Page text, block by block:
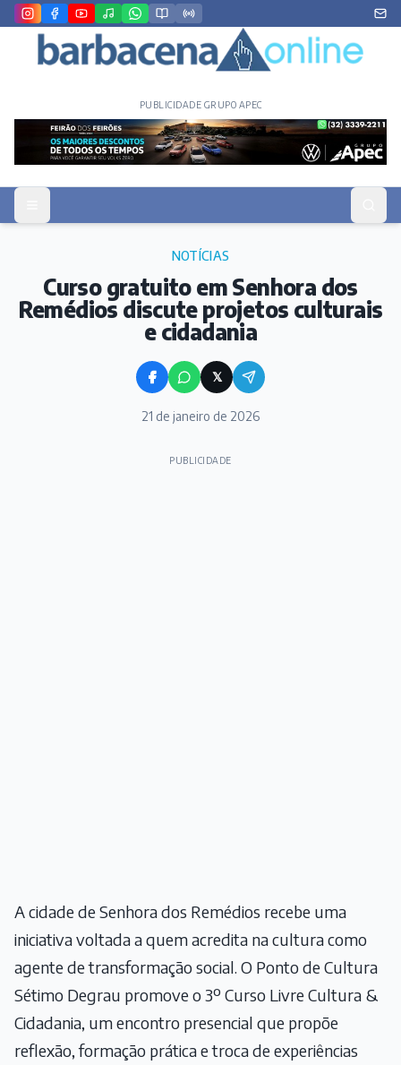
PUBLICIDADE GRUPO APEC
NOTÍCIAS
Curso gratuito em Senhora dos
Remédios discute projetos culturais
e cidadania
𝕏
21 de janeiro de 2026
PUBLICIDADE
A cidade de Senhora dos Remédios recebe uma
iniciativa voltada a quem acredita na cultura como
agente de transformação social. O Ponto de Cultura
Sétimo Degrau promove o 3º Curso Livre Cultura &
Cidadania, um encontro presencial que propõe
reflexão, formação prática e troca de experiências